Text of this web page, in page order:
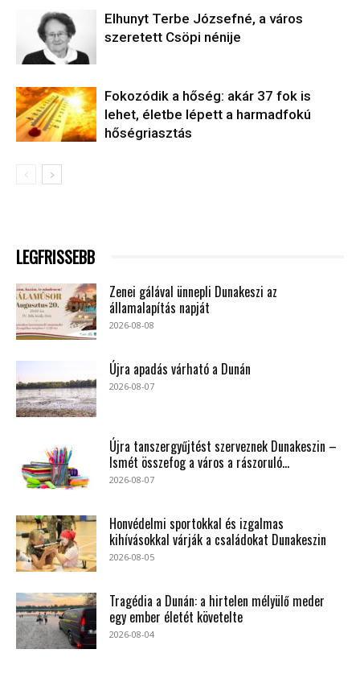
Elhunyt Terbe Józsefné, a város
szeretett Csöpi nénije
Fokozódik a hőség: akár 37 fok is
lehet, életbe lépett a harmadfokú
hőségriasztás
LEGFRISSEBB
Zenei gálával ünnepli Dunakeszi az
államalapítás napját
2026-08-08
Újra apadás várható a Dunán
2026-08-07
Újra tanszergyűjtést szerveznek Dunakeszin –
Ismét összefog a város a rászoruló...
2026-08-07
Honvédelmi sportokkal és izgalmas
kihívásokkal várják a családokat Dunakeszin
2026-08-05
Tragédia a Dunán: a hirtelen mélyülő meder
egy ember életét követelte
2026-08-04